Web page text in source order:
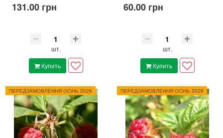
131.00 грн
шт.
Купить
60.00 грн
шт.
Купить
ПЕРЕДЗАМОВЛЕННЯ ОСіНЬ 2026 ПЕРЕДЗАМОВЛЕННЯ ОСіНЬ 2026